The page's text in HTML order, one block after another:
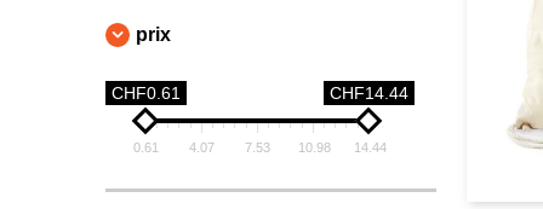
prix
CHF0.61 CHF14.44
0.61 4.07 7.53 10.98 14.44